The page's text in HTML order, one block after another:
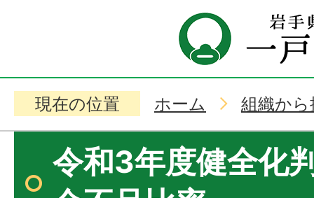
現在の位置 ホーム 組織か
令和3年度健全化